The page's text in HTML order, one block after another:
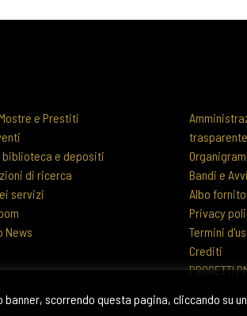
scorrendo questa pagina, cliccando su
e Prestiti
biblioteca e depositi
di ricerca
servizi
News
trasparente
Bandi e
Albo
Privacy
Termini
Crediti
PROGETTI